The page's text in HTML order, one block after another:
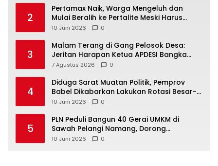
2
‎Pertamax Naik, Warga Mengeluh dan
Mulai Beralih ke Pertalite Meski Harus
10 Juni 2026 0
3
Malam Terang di Gang Pelosok Desa:
Jeritan Harapan Ketua APDESI Bangka
Tengah untuk PLN Babel
7 Agustus 2026 0
4
‎Diduga Sarat Muatan Politik, Pemprov
Babel Dikabarkan Lakukan Rotasi Besar-
10 Juni 2026 0
5
‎PLN Peduli Bangun 40 Gerai UMKM di
Sawah Pelangi Namang, Dorong
10 Juni 2026 0